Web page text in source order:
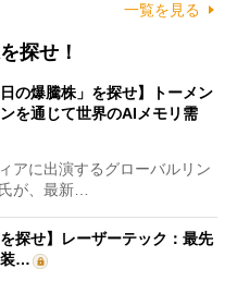
一覧を見る
探せ！
日の爆騰株」を探せ】トーメン
を通じて世界のAIメモリ需
アに出演するグローバルリン
が、最新…
探せ】レーザーテック：最先
装…